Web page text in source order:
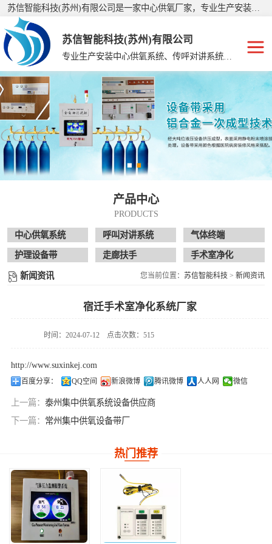
苏信智能科技(苏州)有限公司
产品中心
PRODUCTS
中心供氧系统 呼叫对讲系统 气体终端
护理设备带 走廊扶手 手术室净化
新闻资讯 您当前位置： 苏信智能科技 > 新闻资讯
宿迁手术室净化系统厂家
时间：2024-07-12 点击次数：515
http://www.suxinkej.com
百度分享： QQ空间 新浪微博 腾讯微博 人人网 微信
上一篇： 泰州集中供氧系统设备供应商
下一篇： 常州集中供氧设备带厂
热门推荐
中心供氧系统
呼叫对讲系统
气体终端
护理设备带
手术室净化
供氧系统维修配